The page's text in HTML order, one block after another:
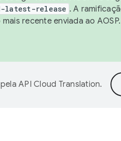
latest-release . A
recente enviada ao
API Cloud Translation.